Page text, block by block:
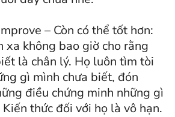
– Còn có thể tốt hơn:
xa không bao giờ cho rằng
là chân lý. Họ luôn tìm tòi
gì mình chưa biết, đón
điều chứng minh những gì
thức đối với họ là vô hạn.